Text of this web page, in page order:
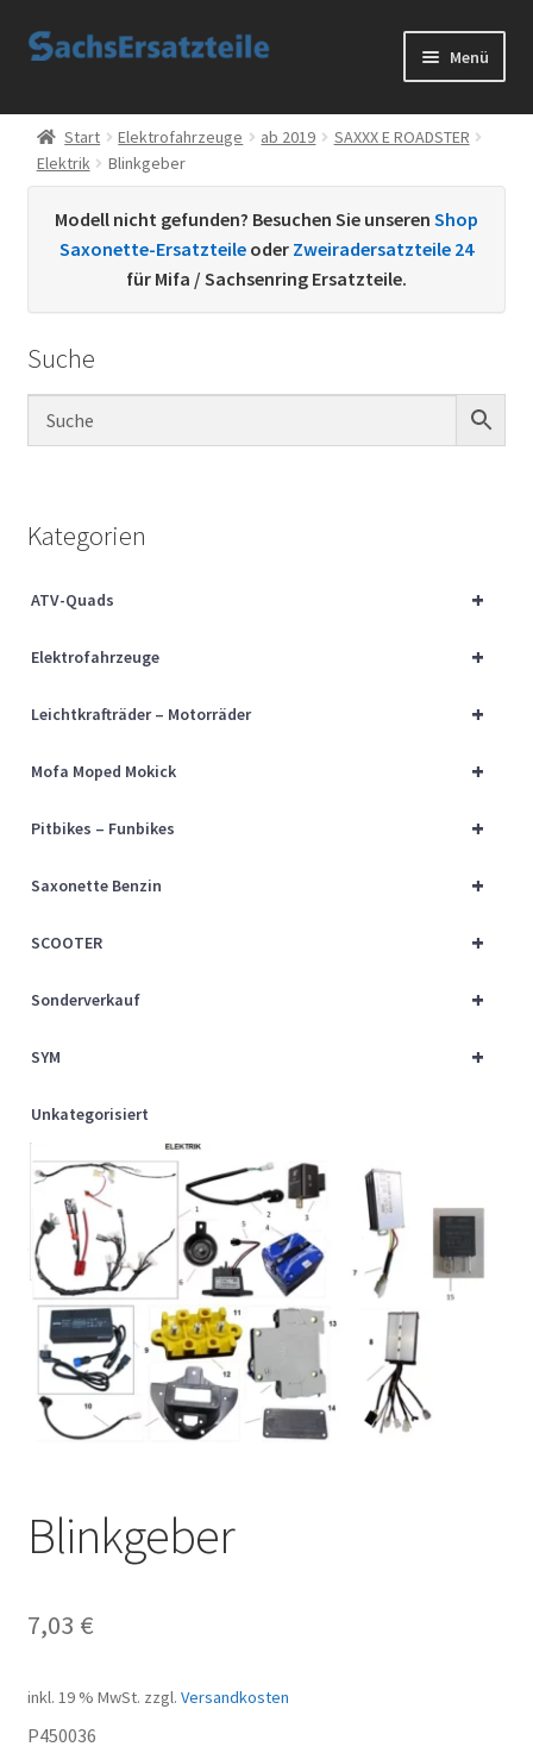
Zur
Zum
Menü
Start
AGB
Datenschutzerklärung
Kontakt
Sachs Ersatzteile
Über uns
Start Elektrofahrzeuge ab 2019
SAXXX E ROADSTER
Elektrik
Blinkgeber
Modell nicht gefunden? Besuchen Sie unseren Shop
Saxonette-Ersatzteile oder Zweiradersatzteile 24
für Mifa / Sachsenring Ersatzteile.
Suche
Kategorien
+
ATV-Quads
+
Elektrofahrzeuge
+
Leichtkrafträder – Motorräder
+
Mofa Moped Mokick
+
Pitbikes – Funbikes
+
Saxonette Benzin
+
SCOOTER
+
Sonderverkauf
+
SYM
Unkategorisiert
Blinkgeber
7,03 €
inkl. 19 % MwSt. zzgl. Versandkosten
P450036